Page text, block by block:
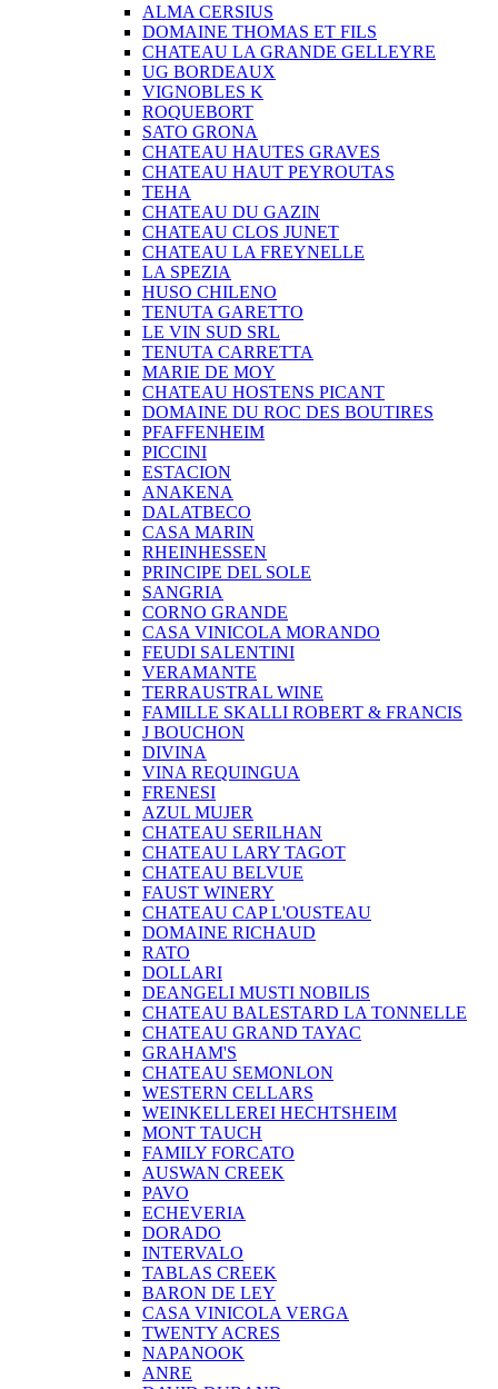
ALMA CERSIUS
DOMAINE THOMAS ET FILS
CHATEAU LA GRANDE GELLEYRE
UG BORDEAUX
VIGNOBLES K
ROQUEBORT
SATO GRONA
CHATEAU HAUTES GRAVES
CHATEAU HAUT PEYROUTAS
TEHA
CHATEAU DU GAZIN
CHATEAU CLOS JUNET
CHATEAU LA FREYNELLE
LA SPEZIA
HUSO CHILENO
TENUTA GARETTO
LE VIN SUD SRL
TENUTA CARRETTA
MARIE DE MOY
CHATEAU HOSTENS PICANT
DOMAINE DU ROC DES BOUTIRES
PFAFFENHEIM
PICCINI
ESTACION
ANAKENA
DALATBECO
CASA MARIN
RHEINHESSEN
PRINCIPE DEL SOLE
SANGRIA
CORNO GRANDE
CASA VINICOLA MORANDO
FEUDI SALENTINI
VERAMANTE
TERRAUSTRAL WINE
FAMILLE SKALLI ROBERT & FRANCIS
J BOUCHON
DIVINA
VINA REQUINGUA
FRENESI
AZUL MUJER
CHATEAU SERILHAN
CHATEAU LARY TAGOT
CHATEAU BELVUE
FAUST WINERY
CHATEAU CAP L'OUSTEAU
DOMAINE RICHAUD
RATO
DOLLARI
DEANGELI MUSTI NOBILIS
CHATEAU BALESTARD LA TONNELLE
CHATEAU GRAND TAYAC
GRAHAM'S
CHATEAU SEMONLON
WESTERN CELLARS
WEINKELLEREI HECHTSHEIM
MONT TAUCH
FAMILY FORCATO
AUSWAN CREEK
PAVO
ECHEVERIA
DORADO
INTERVALO
TABLAS CREEK
BARON DE LEY
CASA VINICOLA VERGA
TWENTY ACRES
NAPANOOK
ANRE